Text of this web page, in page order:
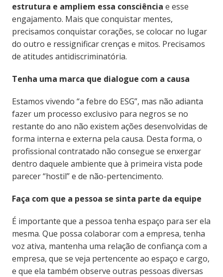
estrutura e ampliem essa consciência e esse
engajamento. Mais que conquistar mentes,
precisamos conquistar corações, se colocar no lugar
do outro e ressignificar crenças e mitos. Precisamos
de atitudes antidiscriminatória.
Tenha uma marca que dialogue com a causa
Estamos vivendo “a febre do ESG”, mas não adianta
fazer um processo exclusivo para negros se no
restante do ano não existem ações desenvolvidas de
forma interna e externa pela causa. Desta forma, o
profissional contratado não consegue se enxergar
dentro daquele ambiente que à primeira vista pode
parecer “hostil” e de não-pertencimento.
Faça com que a pessoa se sinta parte da equipe
É importante que a pessoa tenha espaço para ser ela
mesma. Que possa colaborar com a empresa, tenha
voz ativa, mantenha uma relação de confiança com a
empresa, que se veja pertencente ao espaço e cargo,
e que ela também observe outras pessoas diversas